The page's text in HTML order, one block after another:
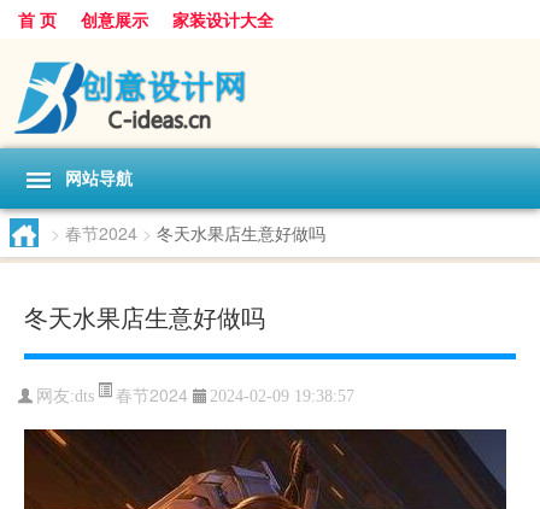
首 页 创意展示 家装设计大全
网站导航
> 春节2024 > 冬天水果店生意好做吗
冬天水果店生意好做吗
网友:dts 春节2024 2024-02-09 19:38:57